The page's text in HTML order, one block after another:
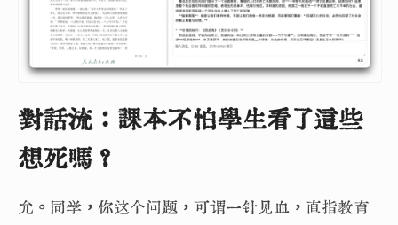
對話流：課本不怕學生看了這些
想死嗎？
允。同学，你这个问题，可谓一针见血，直指教育